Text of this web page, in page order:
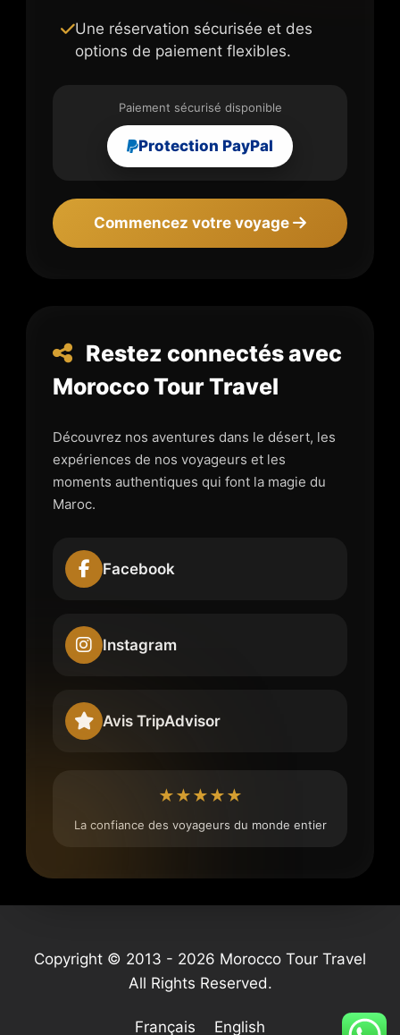
Une réservation sécurisée et des
options de paiement flexibles.
Paiement sécurisé disponible
Protection PayPal
Commencez votre voyage
Restez connectés avec
Morocco Tour Travel
Découvrez nos aventures dans le désert, les
expériences de nos voyageurs et les
moments authentiques qui font la magie du
Maroc.
Facebook
Instagram
Avis TripAdvisor
★★★★★
La confiance des voyageurs du monde entier
Copyright © 2013 - 2026 Morocco Tour Travel
All Rights Reserved.
Français English